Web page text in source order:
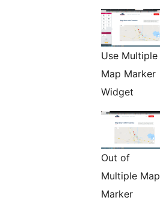
Use Multiple
Map Marker
Widget
Out of
Multiple Map
Marker